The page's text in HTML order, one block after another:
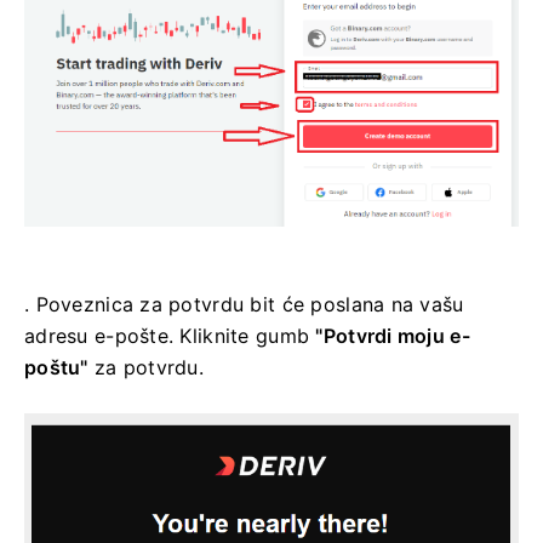
. Poveznica za potvrdu bit će poslana na vašu
adresu e-pošte. Kliknite gumb "Potvrdi moju e-
poštu" za potvrdu.